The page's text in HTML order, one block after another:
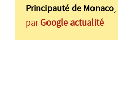
Principauté de Monaco
par Google actualité